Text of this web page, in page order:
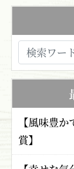
【風味豊
賞】